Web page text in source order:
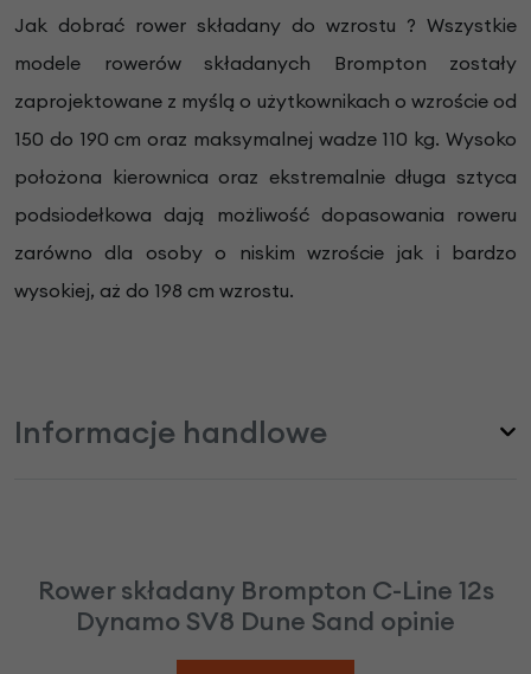
Jak dobrać rower składany do wzrostu ? Wszystkie
modele rowerów składanych Brompton zostały
zaprojektowane z myślą o użytkownikach o wzroście od
150 do 190 cm oraz maksymalnej wadze 110 kg. Wysoko
położona kierownica oraz ekstremalnie długa sztyca
podsiodełkowa dają możliwość dopasowania roweru
zarówno dla osoby o niskim wzroście jak i bardzo
wysokiej, aż do 198 cm wzrostu.
Informacje handlowe
Rower składany Brompton C-Line 12s
Dynamo SV8 Dune Sand opinie